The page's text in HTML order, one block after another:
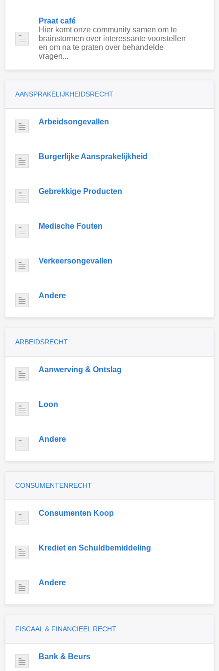
Praat café
Hier komt onze community samen om te
brainstormen over interessante voorstellen
en om na te praten over behandelde
vragen...
AANSPRAKELIJKHEIDSRECHT
Arbeidsongevallen
Burgerlijke Aansprakelijkheid
Gebrekkige Producten
Medische Fouten
Verkeersongevallen
Andere
ARBEIDSRECHT
Aanwerving & Ontslag
Loon
Andere
CONSUMENTENRECHT
Consumenten Koop
Krediet en Schuldbemiddeling
Andere
FISCAAL & FINANCIEEL RECHT
Bank & Beurs